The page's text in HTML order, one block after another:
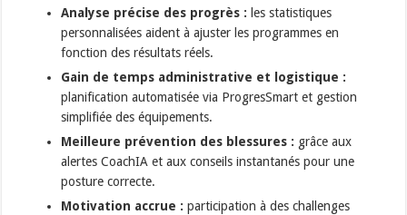
Analyse précise des progrès : les statistiques
personnalisées aident à ajuster les programmes en
fonction des résultats réels.
Gain de temps administrative et logistique :
planification automatisée via ProgresSmart et gestion
simplifiée des équipements.
Meilleure prévention des blessures : grâce aux
alertes CoachIA et aux conseils instantanés pour une
posture correcte.
Motivation accrue : participation à des challenges